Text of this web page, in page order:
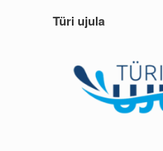
Türi ujula